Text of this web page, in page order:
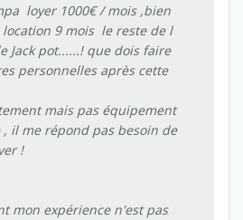
loyer 1000€ / mois ,bien
9 mois le reste de l
Jack pot......! que dois faire
personnelles après cette
mais pas équipement
, il me répond pas besoin de
!
mon expérience n'est pas